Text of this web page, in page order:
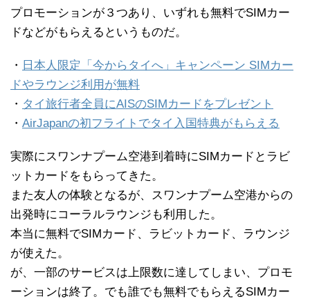
プロモーションが３つあり、いずれも無料でSIMカー
ドなどがもらえるというものだ。
・ 日本人限定「今からタイへ」キャンペーン SIMカー
ドやラウンジ利用が無料
・ タイ旅行者全員にAISのSIMカードをプレゼント
・ AirJapanの初フライトでタイ入国特典がもらえる
実際にスワンナプーム空港到着時にSIMカードとラビ
ットカードをもらってきた。
また友人の体験となるが、スワンナプーム空港からの
出発時にコーラルラウンジも利用した。
本当に無料でSIMカード、ラビットカード、ラウンジ
が使えた。
が、一部のサービスは上限数に達してしまい、プロモ
ーションは終了。でも誰でも無料でもらえるSIMカー